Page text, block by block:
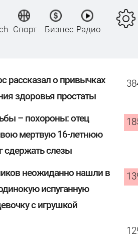
Спорт Бизнес Радио
рассказал о привычках
здоровья простаты
– похороны: отец
мертвую 16-летнюю
сдержать слезы
неожиданно нашли в
испуганную
с игрушкой